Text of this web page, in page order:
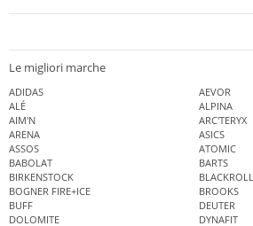
Le migliori marche
ADIDAS
AEVOR
ALÉ
ALPINA
AIM'N
ARC'TERYX
ARENA
ASICS
ASSOS
ATOMIC
BABOLAT
BARTS
BIRKENSTOCK
BLACKROLL
BOGNER FIRE+ICE
BROOKS
BUFF
DEUTER
DOLOMITE
DYNAFIT